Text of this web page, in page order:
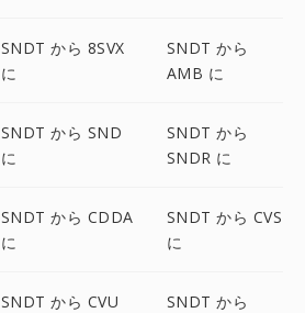
SNDT から 8SVX
に
SNDT から
AMB に
SNDT から SND
に
SNDT から
SNDR に
SNDT から CDDA
に
SNDT から CVS
に
SNDT から CVU
SNDT から